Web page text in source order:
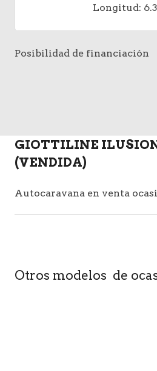
Longitud:
Posibilidad de financiación
GIOTTILINE
(VENDIDA)
Autocaravana en venta
Otros modelos de